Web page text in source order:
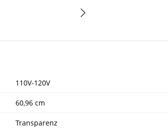
110V-120V
60,96 cm
Transparenz